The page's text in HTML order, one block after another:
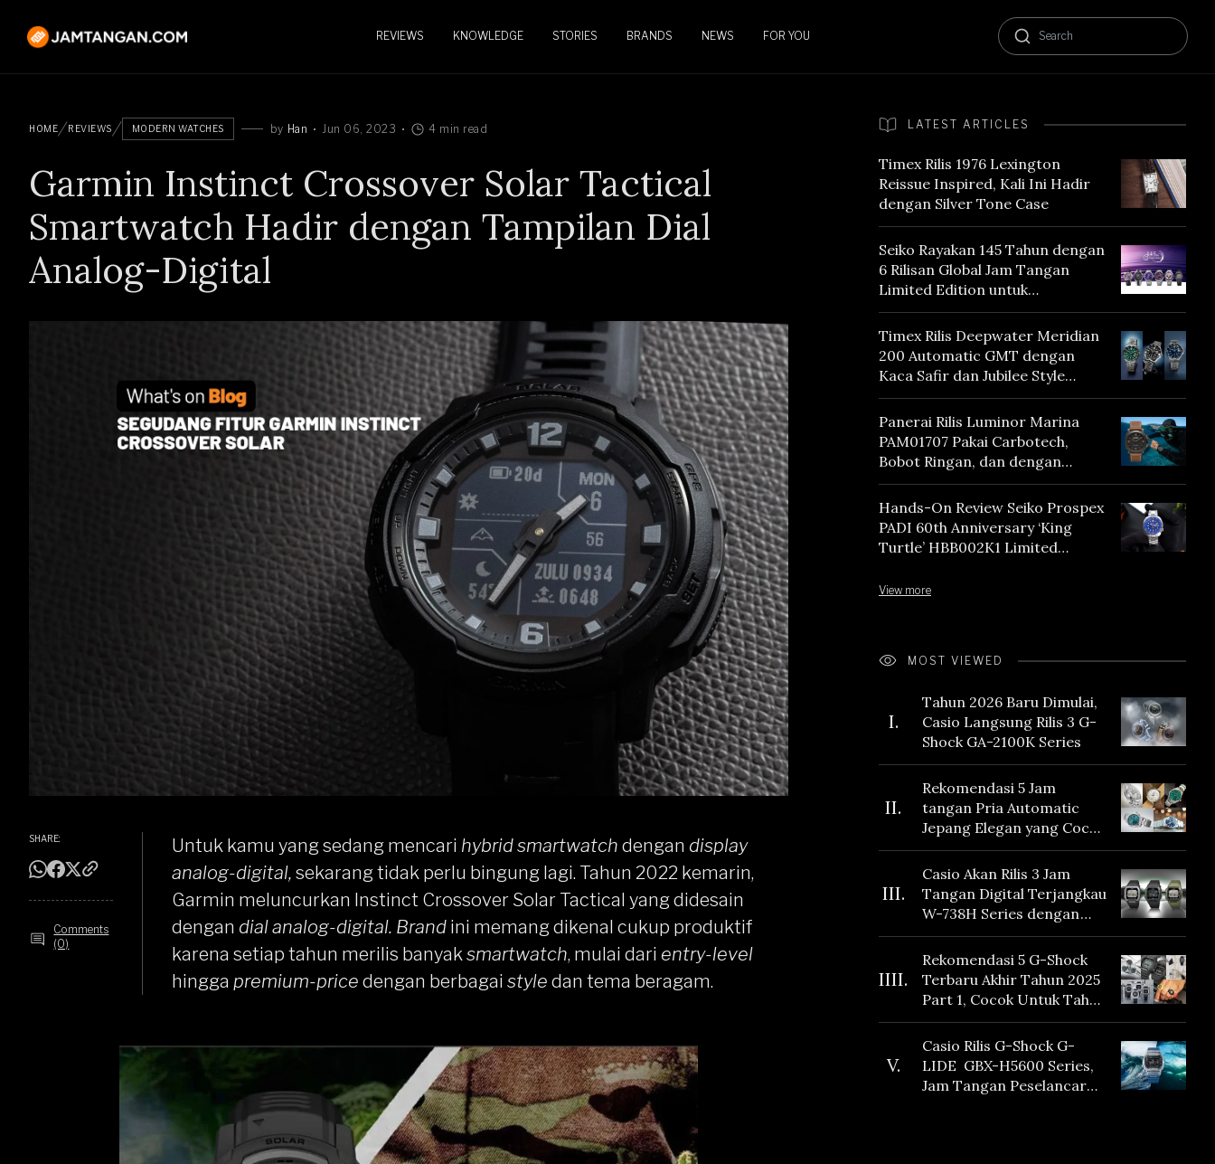
REVIEWS KNOWLEDGE STORIES BRANDS NEWS FOR YOU
HOME REVIEWS MODERN WATCHES by Han Jun 06, 2023 4 min read
Garmin Instinct Crossover Solar Tactical
Smartwatch Hadir dengan Tampilan Dial
Analog-Digital
SHARE:
Comments
(0)
Untuk kamu yang sedang mencari hybridsmartwatch dengan display
analog-digital, sekarang tidak perlu bingung lagi. Tahun 2022 kemarin,
Garmin meluncurkan Instinct Crossover Solar Tactical yang didesain
dengan dial analog-digital. Brand ini memang dikenal cukup produktif
karena setiap tahun merilis banyaksmartwatch, mulai dari entry-level
hingga premium-price dengan berbagai style dan tema beragam.
LATEST ARTICLES
Timex Rilis 1976 Lexington
Reissue Inspired, Kali Ini Hadir
dengan Silver Tone Case
Seiko Rayakan 145 Tahun dengan
6 Rilisan Global Jam Tangan
Limited Edition untuk
Menghormati Edo Purple,
Warna yang Mencerminkan
Warisan Tokyo
Timex Rilis Deepwater Meridian
200 Automatic GMT dengan
Kaca Safir dan Jubilee Style
Bracelet
Panerai Rilis Luminor Marina
PAM01707 Pakai Carbotech,
Bobot Ringan, dan dengan
Vintage Vibes
Hands-On Review Seiko Prospex
PADI 60th Anniversary ‘King
Turtle’ HBB002K1 Limited
View more
MOST VIEWED
I.
Tahun 2026 Baru Dimulai,
Casio Langsung Rilis 3 G-
Shock GA-2100K Series
II.
Rekomendasi 5 Jam
tangan Pria Automatic
Jepang Elegan yang Cocok
Dikoleksi di 2026
III.
Casio Akan Rilis 3 Jam
Tangan Digital Terjangkau
W-738H Series dengan
Masa Baterai 10 Tahun
dan Fitur Vibration
IIII.
Rekomendasi 5 G-Shock
Terbaru Akhir Tahun 2025
Part 1, Cocok Untuk Tahun
Baru!
V.
Casio Rilis G-Shock G-
LIDE GBX-H5600 Series,
Jam Tangan Peselancar